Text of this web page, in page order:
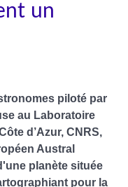
un
piloté par
au Laboratoire
d’Azur, CNRS,
Austral
planète située
pour la